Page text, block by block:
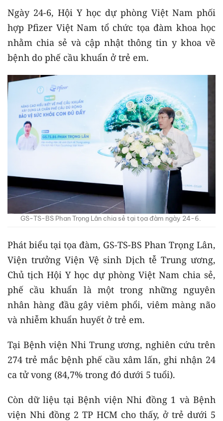
Ngày 24-6, Hội Y học dự phòng Việt Nam phối
hợp Pfizer Việt Nam tổ chức tọa đàm khoa học
nhằm chia sẻ và cập nhật thông tin y khoa về
bệnh do phế cầu khuẩn ở trẻ em.
GS-TS-BS Phan Trọng Lân chia sẻ tại tọa đàm ngày 24-6.
Phát biểu tại tọa đàm, GS-TS-BS Phan Trọng Lân,
Viện trưởng Viện Vệ sinh Dịch tễ Trung ương,
Chủ tịch Hội Y học dự phòng Việt Nam chia sẻ,
phế cầu khuẩn là một trong những nguyên
nhân hàng đầu gây viêm phổi, viêm màng não
và nhiễm khuẩn huyết ở trẻ em.
Tại Bệnh viện Nhi Trung ương, nghiên cứu trên
274 trẻ mắc bệnh phế cầu xâm lấn, ghi nhận 24
ca tử vong (84,7% trong đó dưới 5 tuổi).
Còn dữ liệu tại Bệnh viện Nhi đồng 1 và Bệnh
viện Nhi đồng 2 TP HCM cho thấy, ở trẻ dưới 5